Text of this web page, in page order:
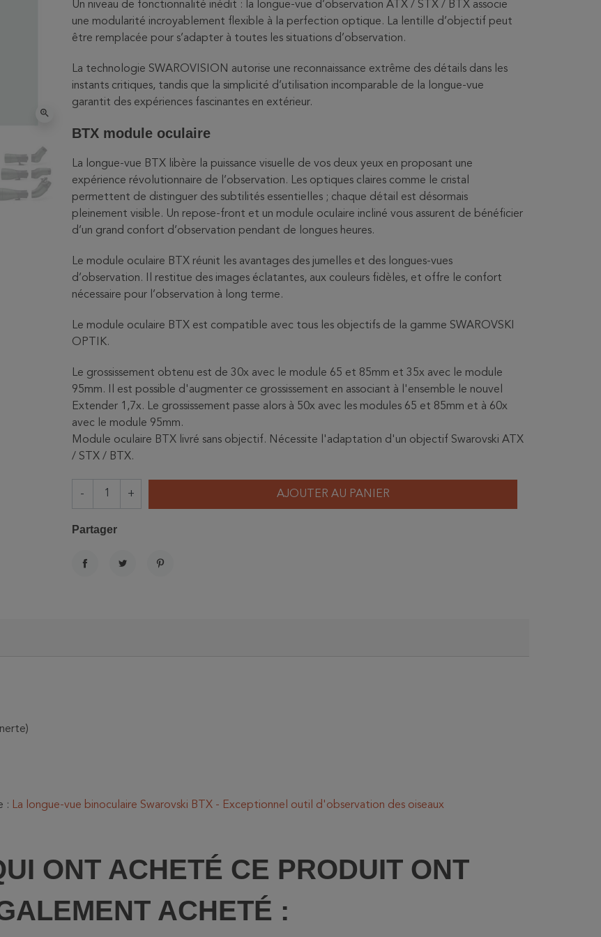
zoom_in
Un niveau de fonctionnalité inédit : la longue-vue d’observation ATX / STX / BTX associe
une modularité incroyablement flexible à la perfection optique. La lentille d’objectif peut
être remplacée pour s’adapter à toutes les situations d’observation.
La technologie SWAROVISION autorise une reconnaissance extrême des détails dans les
instants critiques, tandis que la simplicité d’utilisation incomparable de la longue-vue
garantit des expériences fascinantes en extérieur.
BTX module oculaire
La longue-vue BTX libère la puissance visuelle de vos deux yeux en proposant une
expérience révolutionnaire de l’observation. Les optiques claires comme le cristal
permettent de distinguer des subtilités essentielles ; chaque détail est désormais
pleinement visible. Un repose-front et un module oculaire incliné vous assurent de bénéficier
d’un grand confort d’observation pendant de longues heures.
Le module oculaire BTX réunit les avantages des jumelles et des longues-vues
d’observation. Il restitue des images éclatantes, aux couleurs fidèles, et offre le confort
nécessaire pour l’observation à long terme.
Le module oculaire BTX est compatible avec tous les objectifs de la gamme SWAROVSKI
OPTIK.
Le grossissement obtenu est de 30x avec le module 65 et 85mm et 35x avec le module
95mm. Il est possible d'augmenter ce grossissement en associant à l'ensemble le nouvel
Extender 1,7x. Le grossissement passe alors à 50x avec les modules 65 et 85mm et à 60x
avec le module 95mm.
Module oculaire BTX livré sans objectif. Nécessite l'adaptation d'un objectif Swarovski ATX
/ STX / BTX.
- + AJOUTER AU PANIER
Partager
: La longue-vue binoculaire Swarovski BTX - Exceptionnel outil d'observation des oiseaux
ONT ACHETÉ CE PRODUIT ONT
ACHETÉ :